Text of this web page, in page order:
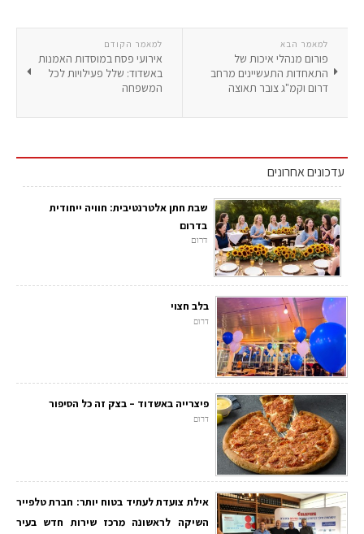
למאמר הקודם
אירועי פסח במוסדות האמנות
באשדוד: שלל פעילויות לכל
המשפחה
למאמר הבא
פורום מנהלי איכות של
התאחדות התעשיינים מרחב
דרום וקמ"ג צובר תאוצה
עדכונים אחרונים
שבת חתן אלטרנטיבית: חוויה ייחודית
בדרום
דרום
בלב חצוי
דרום
פיצרייה באשדוד – בצק זה כל הסיפור
דרום
אילת צועדת לעתיד בטוח יותר: חברת טלפייר
השיקה לראשונה מרכז שירות חדש בעיר